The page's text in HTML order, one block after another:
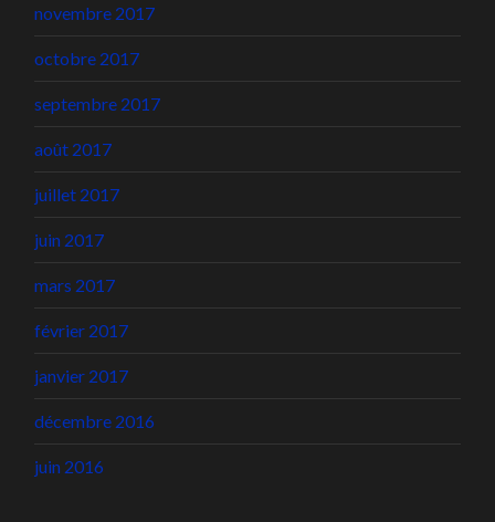
novembre 2017
octobre 2017
septembre 2017
août 2017
juillet 2017
juin 2017
mars 2017
février 2017
janvier 2017
décembre 2016
juin 2016